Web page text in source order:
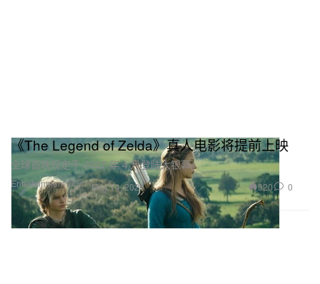
Entertainment 娱乐
《The Legend of Zelda》真人电影将提前上映
全球首映现定于 2027 年 4 月登陆大银幕。
May 14, 2026 920 0